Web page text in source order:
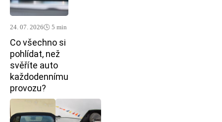
24. 07. 2026🕓 5 min
Co všechno si
pohlídat, než
svěříte auto
každodennímu
provozu?